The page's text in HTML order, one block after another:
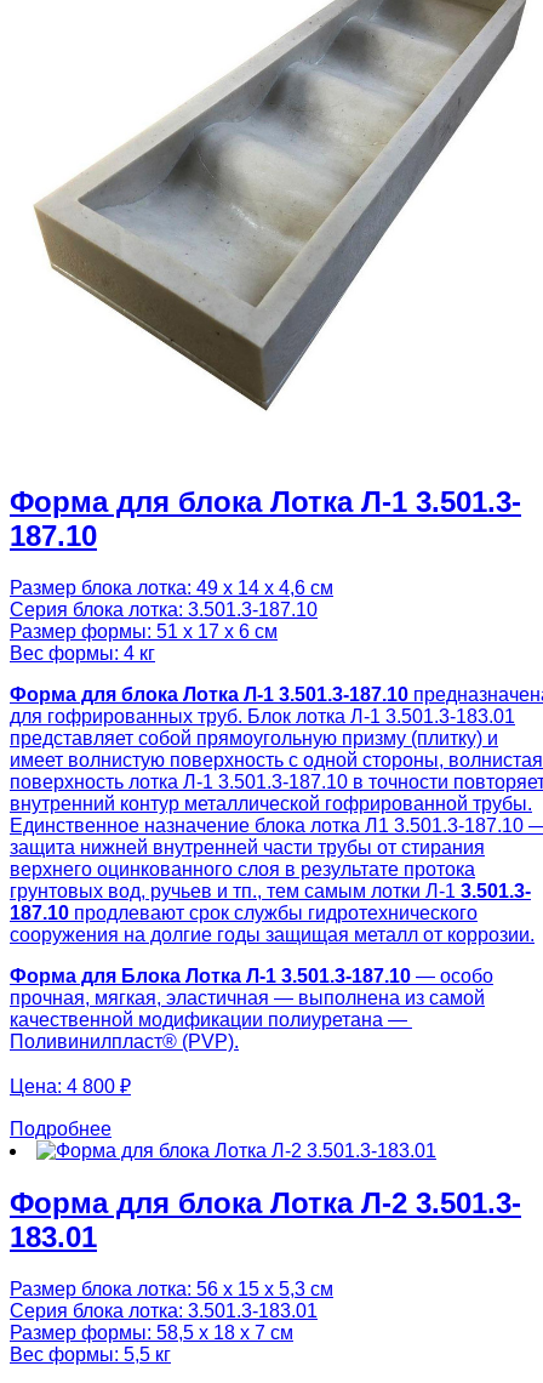
Форма для блока Лотка Л-1 3.501.3-
187.10
Размер блока лотка: 49 х 14 х 4,6 см
Серия блока лотка: 3.501.3-187.10
Размер формы: 51 х 17 х 6 см
Вес формы: 4 кг
Форма для блока Лотка Л-1 3.501.3-187.10
для гофрированных труб. Блок лотка Л-1 3.501.3-183.01
представляет собой прямоугольную призму (плитку) и
имеет волнистую поверхность с одной стороны, волнистая
поверхность лотка Л-1 3.501.3-187.10 в точности
внутренний контур металлической гофрированной трубы.
Единственное назначение блока лотка Л1 3.501.3-187.10
защита нижней внутренней части трубы от стирания
верхнего оцинкованного слоя в результате протока
грунтовых вод, ручьев и тп., тем самым лотки Л-1 3.501.3-
187.10 продлевают срок службы гидротехнического
сооружения на долгие годы защищая металл от коррозии.
Форма для Блока Лотка Л-1 3.501.3-187.10 — особо
прочная, мягкая, эластичная — выполнена из самой
качественной модификации полиуретана —
Поливинилпласт® (PVP).
Цена: 4 800 ₽
Подробнее
Форма для блока Лотка Л-2 3.501.3-
183.01
Размер блока лотка: 56 х 15 х 5,3 см
Серия блока лотка: 3.501.3-183.01
Размер формы: 58,5 х 18 х 7 см
Вес формы: 5,5 кг